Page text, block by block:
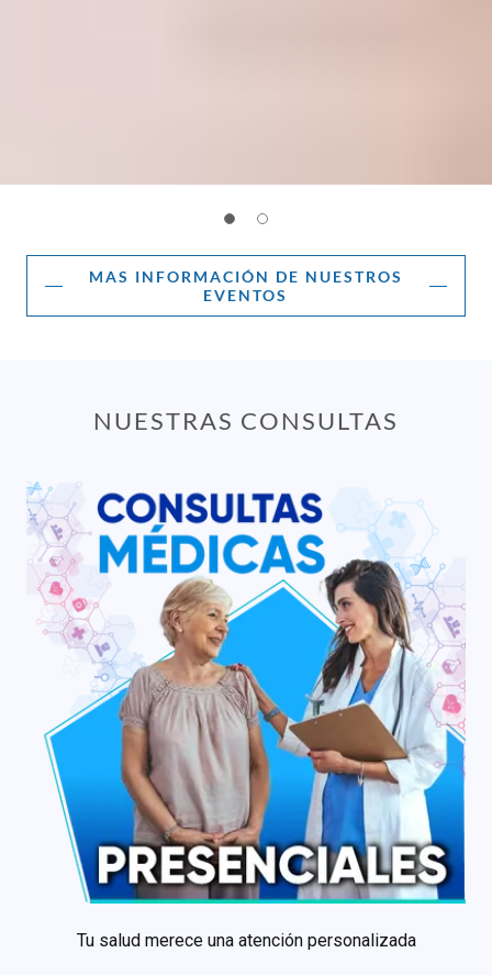
MAS INFORMACIÓN DE NUESTROS
EVENTOS
NUESTRAS CONSULTAS
Tu salud merece una atención personalizada